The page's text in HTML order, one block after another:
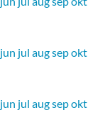
jun jul augsepokt
jun jul augsepokt